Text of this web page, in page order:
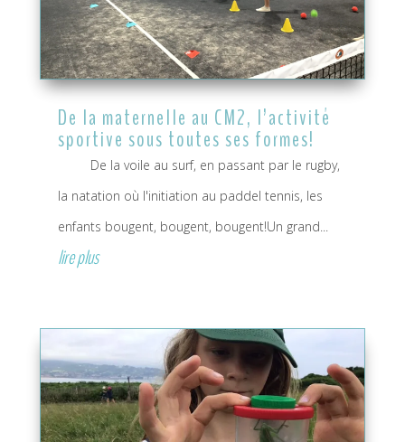
De la maternelle au CM2, l’activité
sportive sous toutes ses formes!
De la voile au surf, en passant par le rugby,
la natation où l'initiation au paddel tennis, les
enfants bougent, bougent, bougent!Un grand...
lire plus